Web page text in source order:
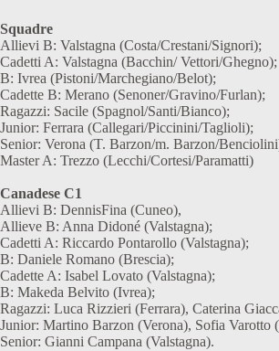
Squadre
Allievi B: Valstagna (Costa/Crestani/Signori);
Cadetti A: Valstagna (Bacchin/ Vettori/Ghegno);
B: Ivrea (Pistoni/Marchegiano/Belot);
Cadette B: Merano (Senoner/Gravino/Furlan);
Ragazzi: Sacile (Spagnol/Santi/Bianco);
Junior: Ferrara (Callegari/Piccinini/Taglioli);
Senior: Verona (T. Barzon/m. Barzon/
Master A: Trezzo (Lecchi/Cortesi/Paramatti)
Canadese C1
Allievi B: DennisFina (Cuneo),
Allieve B: Anna Didoné (Valstagna);
Cadetti A: Riccardo Pontarollo (Valstagna);
B: Daniele Romano (Brescia);
Cadette A: Isabel Lovato (Valstagna);
B: Makeda Belvito (Ivrea);
Ragazzi: Luca Rizzieri (Ferrara), Caterina
Junior: Martino Barzon (Verona), Sofia Varotto
Senior: Gianni Campana (Valstagna).